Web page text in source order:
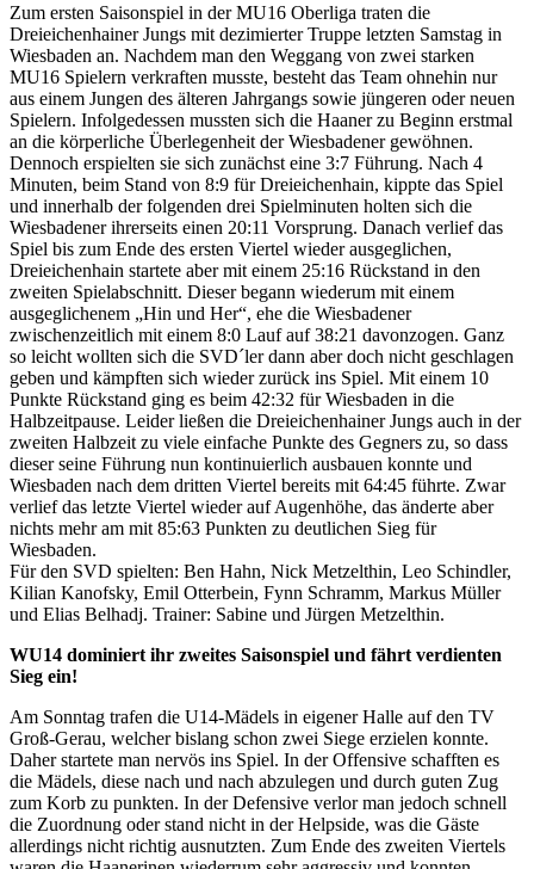
Zum ersten Saisonspiel in der MU16 Oberliga traten die
Dreieichenhainer Jungs mit dezimierter Truppe letzten Samstag in
Wiesbaden an. Nachdem man den Weggang von zwei starken
MU16 Spielern verkraften musste, besteht das Team ohnehin nur
aus einem Jungen des älteren Jahrgangs sowie jüngeren oder neuen
Spielern. Infolgedessen mussten sich die Haaner zu Beginn erstmal
an die körperliche Überlegenheit der Wiesbadener gewöhnen.
Dennoch erspielten sie sich zunächst eine 3:7 Führung. Nach 4
Minuten, beim Stand von 8:9 für Dreieichenhain, kippte das Spiel
und innerhalb der folgenden drei Spielminuten holten sich die
Wiesbadener ihrerseits einen 20:11 Vorsprung. Danach verlief das
Spiel bis zum Ende des ersten Viertel wieder ausgeglichen,
Dreieichenhain startete aber mit einem 25:16 Rückstand in den
zweiten Spielabschnitt. Dieser begann wiederum mit einem
ausgeglichenem „Hin und Her“, ehe die Wiesbadener
zwischenzeitlich mit einem 8:0 Lauf auf 38:21 davonzogen. Ganz
so leicht wollten sich die SVD´ler dann aber doch nicht geschlagen
geben und kämpften sich wieder zurück ins Spiel. Mit einem 10
Punkte Rückstand ging es beim 42:32 für Wiesbaden in die
Halbzeitpause. Leider ließen die Dreieichenhainer Jungs auch in der
zweiten Halbzeit zu viele einfache Punkte des Gegners zu, so dass
dieser seine Führung nun kontinuierlich ausbauen konnte und
Wiesbaden nach dem dritten Viertel bereits mit 64:45 führte. Zwar
verlief das letzte Viertel wieder auf Augenhöhe, das änderte aber
nichts mehr am mit 85:63 Punkten zu deutlichen Sieg für
Wiesbaden.
Für den SVD spielten: Ben Hahn, Nick Metzelthin, Leo Schindler,
Kilian Kanofsky, Emil Otterbein, Fynn Schramm, Markus Müller
und Elias Belhadj. Trainer: Sabine und Jürgen Metzelthin.
WU14 dominiert ihr zweites Saisonspiel und fährt verdienten
Sieg ein!
Am Sonntag trafen die U14-Mädels in eigener Halle auf den TV
Groß-Gerau, welcher bislang schon zwei Siege erzielen konnte.
Daher startete man nervös ins Spiel. In der Offensive schafften es
die Mädels, diese nach und nach abzulegen und durch guten Zug
zum Korb zu punkten. In der Defensive verlor man jedoch schnell
die Zuordnung oder stand nicht in der Helpside, was die Gäste
allerdings nicht richtig ausnutzten. Zum Ende des zweiten Viertels